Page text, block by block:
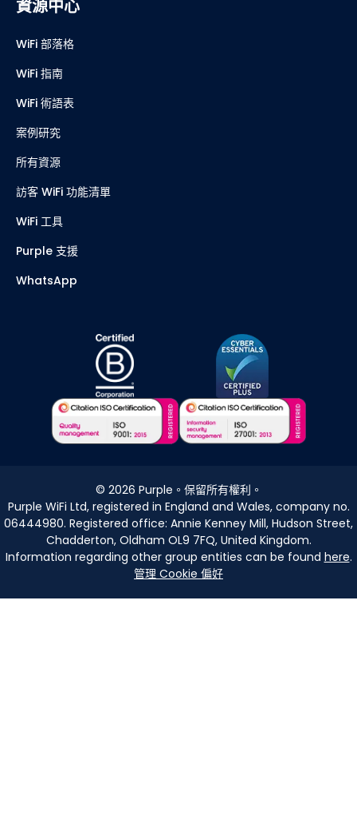
我的數據
Cookie 政策
標準 SLA
資源中心
WiFi 部落格
WiFi 指南
WiFi 術語表
案例研究
所有資源
訪客 WiFi 功能清單
2026 Purple。保留所有權利。
Purple WiFi Ltd, registered in England and Wales, company no.